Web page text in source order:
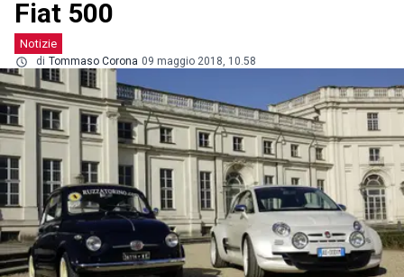
Fiat 500
Notizie
di Tommaso Corona 09 maggio 2018, 10.58